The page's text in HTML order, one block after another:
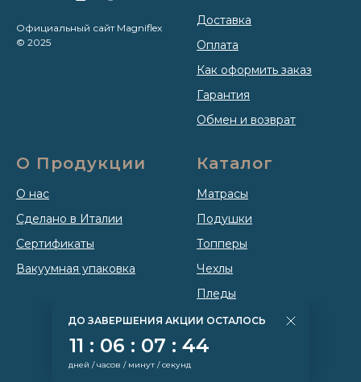
ДО ЗАВЕРШЕНИЯ АКЦИИ ОСТАЛОСЬ
11 : 06 : 07 : 43
дней / часов / минут / секунд
Официальный сайт Magniflex
© 2025
Доставка
Оплата
Как оформить заказ
Гарантия
Обмен и возврат
О Продукции
О нас
Сделано в Италии
Сертификаты
Вакуумная упаковка
Каталог
Матрасы
Подушки
Топперы
Чехлы
Пледы